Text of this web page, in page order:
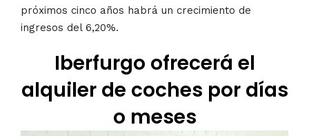
próximos cinco años habrá un crecimiento de
ingresos del 6,20%.
Iberfurgo ofrecerá el
alquiler de coches por días
o meses